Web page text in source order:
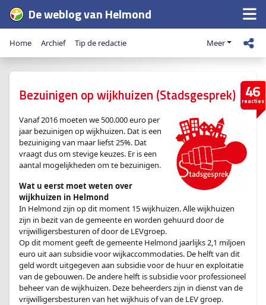
De weblog van Helmond
Home Archief Tip de redactie Meer
46
reacties
Bezuinigen op wijkhuizen (Stadsgesprek)
Vanaf 2016 moeten we 500.000 euro per
jaar bezuinigen op wijkhuizen. Dat is een
bezuiniging van maar liefst 25%. Dat
vraagt dus om stevige keuzes. Er is een
aantal mogelijkheden om te bezuinigen.
Wat u eerst moet weten over
wijkhuizen in Helmond
In Helmond zijn op dit moment 15 wijkhuizen. Alle wijkhuizen
zijn in bezit van de gemeente en worden gehuurd door de
vrijwilligersbesturen of door de LEVgroep.
Op dit moment geeft de gemeente Helmond jaarlijks 2,1 miljoen
euro uit aan subsidie voor wijkaccommodaties. De helft van dit
geld wordt uitgegeven aan subsidie voor de huur en exploitatie
van de gebouwen. De andere helft is subsidie voor professioneel
beheer van de wijkhuizen. Deze beheerders zijn in dienst van de
vrijwilligersbesturen van het wijkhuis of van de LEV groep.